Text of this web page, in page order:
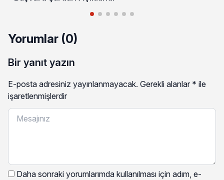
Yorumlar (0)
Bir yanıt yazın
E-posta adresiniz yayınlanmayacak. Gerekli alanlar * ile
işaretlenmişlerdir
Daha sonraki yorumlarımda kullanılması için adım, e-